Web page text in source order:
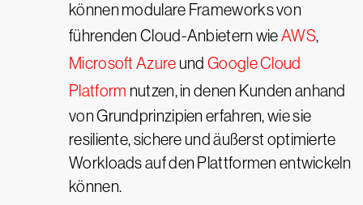
können modulare Frameworks von
führenden Cloud-Anbietern wieAWS,
Microsoft Azure undGoogle Cloud
Platform nutzen, in denen Kunden anhand
von Grundprinzipien erfahren, wie sie
resiliente, sichere und äußerst optimierte
Workloads auf den Plattformen entwickeln
können.